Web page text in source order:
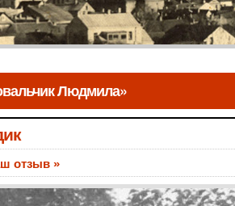
Людмила»
отзыв »